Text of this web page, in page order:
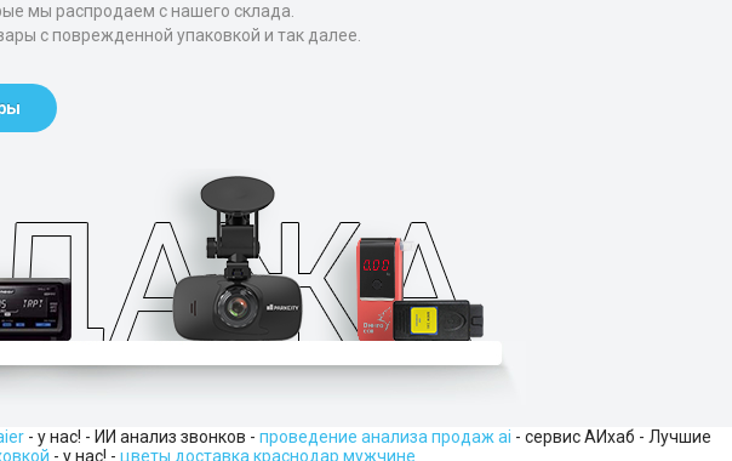
мы распродаем с нашего склада.
с поврежденной упаковкой и так далее.
- у нас! - ИИ анализ звонков - проведение анализа продаж ai - сервис АИхаб - Лучшие
- у нас! - цветы доставка краснодар мужчине